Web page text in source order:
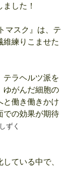
ずく
した！
マスク』は、テ
維練りこませた
テラヘルツ派を
ゆがんだ細胞の
と働き働きかけ
での効果が期待
ている中で、